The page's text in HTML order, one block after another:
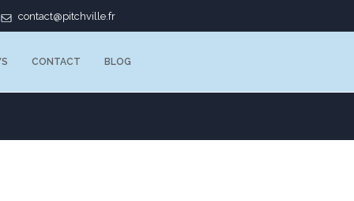
contact@pitchville.fr
CONTACT BLOG